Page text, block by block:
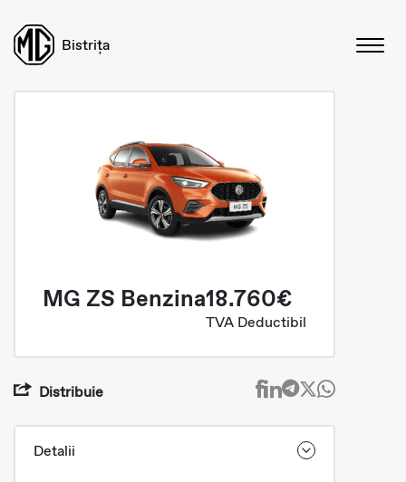
Bistrița
MG ZS Benzina18.760€
TVA Deductibil
Distribuie
Detalii